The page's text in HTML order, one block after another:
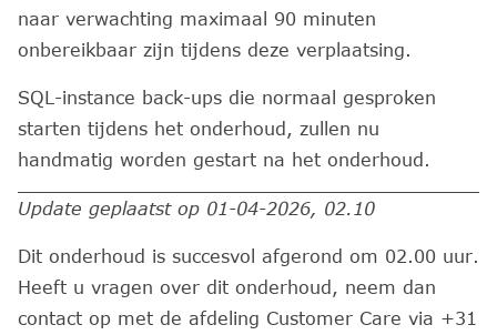
naar verwachting maximaal 90 minuten
onbereikbaar zijn tijdens deze verplaatsing.
SQL-instance back-ups die normaal gesproken
starten tijdens het onderhoud, zullen nu
handmatig worden gestart na het onderhoud.
Update geplaatst op 01-04-2026, 02.10
Dit onderhoud is succesvol afgerond om 02.00 uur.
Heeft u vragen over dit onderhoud, neem dan
contact op met de afdeling Customer Care via +31